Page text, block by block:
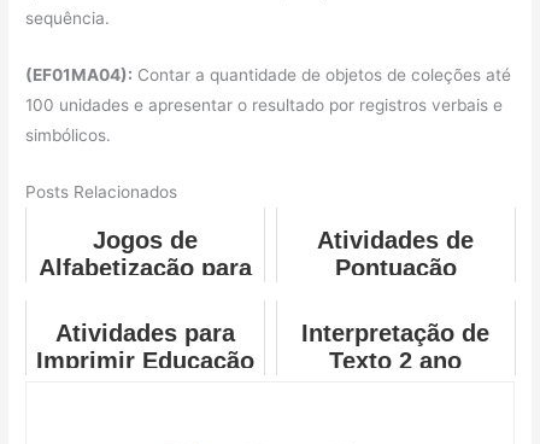
sequência.
(EF01MA04): Contar a quantidade de objetos de coleções até
100 unidades e apresentar o resultado por registros verbais e
simbólicos.
Posts Relacionados
Jogos de
Alfabetização para
Atividades de
Pontuação
Atividades para
Imprimir Educação
Interpretação de
Texto 2 ano